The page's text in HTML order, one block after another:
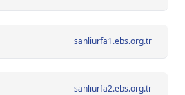
sanliurfa1.ebs.org.tr
sanliurfa2.ebs.org.tr